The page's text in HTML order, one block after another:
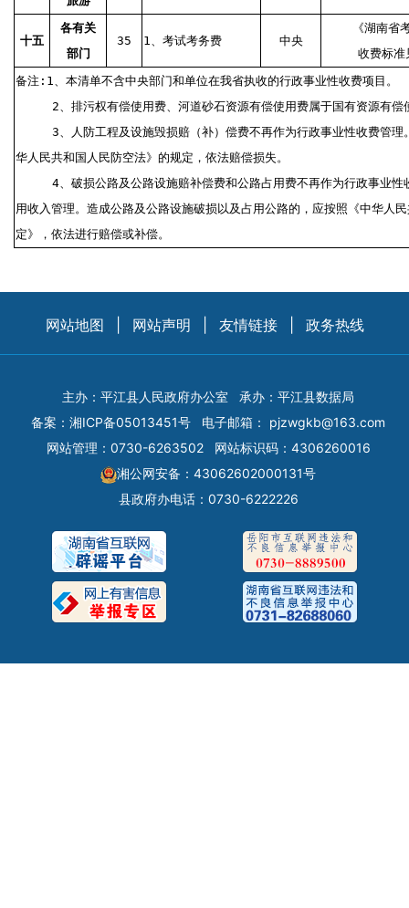
十五
各有关
部门
35 1、考试考务费 中央
《湖南省
收费标准
备注:1、本清单不含中央部门和单位在我省执收的行政事业性收费项目。
2、排污权有偿使用费、河道砂石资源有偿使用费属于国有资源有
3、人防工程及设施毁损赔（补）偿费不再作为行政事业性收费管
华人民共和国人民防空法》的规定，依法赔偿损失。
4、破损公路及公路设施赔补偿费和公路占用费不再作为行政事业
用收入管理。造成公路及公路设施破损以及占用公路的，应按照《中华人
定》，依法进行赔偿或补偿。
网站地图 网站声明 友情链接 政务热线
主办：平江县人民政府办公室
承办：平江县数据局
备案： 湘ICP备05013451号 电子邮箱： pjzwgkb@163.com
网站管理：0730-6263502
网站标识码：4306260016
湘公网安备：43062602000131号
县政府办电话：0730-6222226